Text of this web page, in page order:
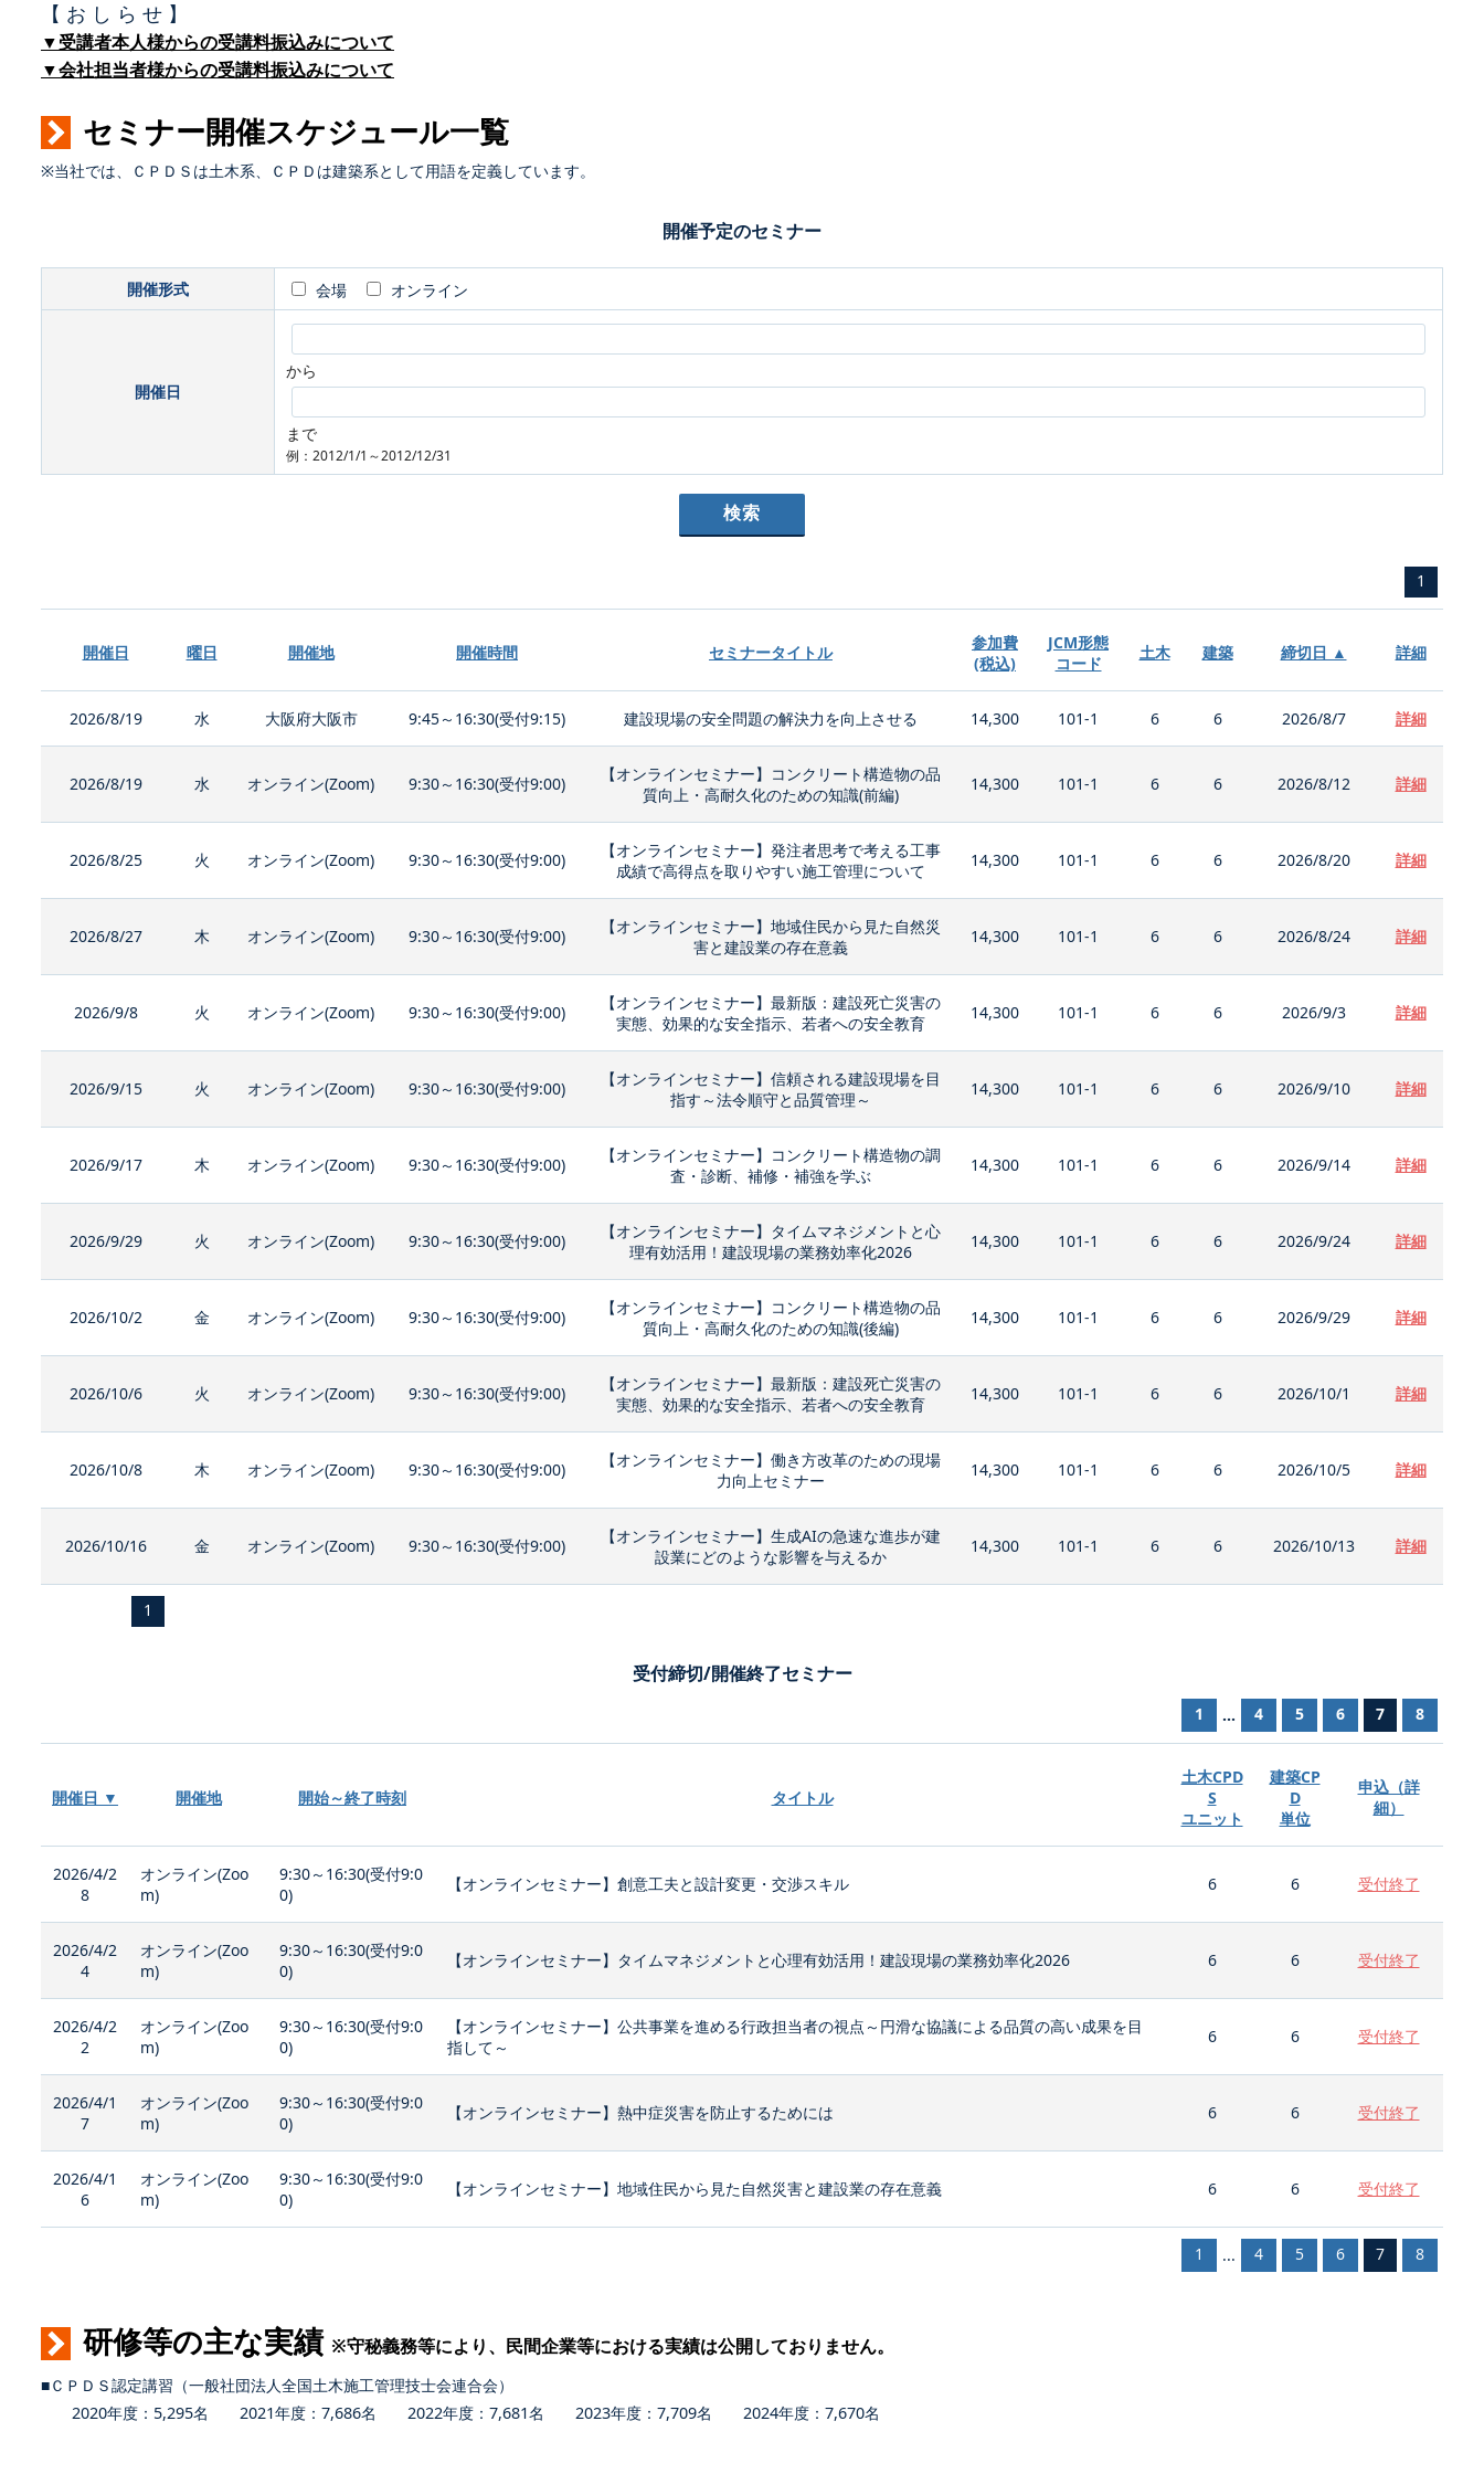
【 お し ら せ 】
▼受講者本人様からの受講料振込みについて
▼会社担当者様からの受講料振込みについて
セミナー開催スケジュール一覧
※当社では、ＣＰＤＳは土木系、ＣＰＤは建築系として用語を定義しています。
開催予定のセミナー
開催形式 会場 オンライン
開催日
から
まで
例：2012/1/1～2012/12/31
1
開催日 曜日 開催地 開催時間 セミナータイトル
参加費
(税込)
JCM形態
コード
土木 建築 締切日 ▲ 詳細
2026/8/19 水 大阪府大阪市 9:45～16:30(受付9:15) 建設現場の安全問題の解決力を向上させる 14,300 101-1 6 6 2026/8/7 詳細
2026/8/19 水 オンライン(Zoom) 9:30～16:30(受付9:00)
【オンラインセミナー】コンクリート構造物の品
質向上・高耐久化のための知識(前編)
14,300 101-1 6 6 2026/8/12 詳細
2026/8/25 火 オンライン(Zoom) 9:30～16:30(受付9:00)
【オンラインセミナー】発注者思考で考える工事
成績で高得点を取りやすい施工管理について
14,300 101-1 6 6 2026/8/20 詳細
2026/8/27 木 オンライン(Zoom) 9:30～16:30(受付9:00)
【オンラインセミナー】地域住民から見た自然災
害と建設業の存在意義
14,300 101-1 6 6 2026/8/24 詳細
2026/9/8 火 オンライン(Zoom) 9:30～16:30(受付9:00)
【オンラインセミナー】最新版：建設死亡災害の
実態、効果的な安全指示、若者への安全教育
14,300 101-1 6 6 2026/9/3 詳細
2026/9/15 火 オンライン(Zoom) 9:30～16:30(受付9:00)
【オンラインセミナー】信頼される建設現場を目
指す～法令順守と品質管理～
14,300 101-1 6 6 2026/9/10 詳細
2026/9/17 木 オンライン(Zoom) 9:30～16:30(受付9:00)
【オンラインセミナー】コンクリート構造物の調
査・診断、補修・補強を学ぶ
14,300 101-1 6 6 2026/9/14 詳細
2026/9/29 火 オンライン(Zoom) 9:30～16:30(受付9:00)
【オンラインセミナー】タイムマネジメントと心
理有効活用！建設現場の業務効率化2026
14,300 101-1 6 6 2026/9/24 詳細
2026/10/2 金 オンライン(Zoom) 9:30～16:30(受付9:00)
【オンラインセミナー】コンクリート構造物の品
質向上・高耐久化のための知識(後編)
14,300 101-1 6 6 2026/9/29 詳細
2026/10/6 火 オンライン(Zoom) 9:30～16:30(受付9:00)
【オンラインセミナー】最新版：建設死亡災害の
実態、効果的な安全指示、若者への安全教育
14,300 101-1 6 6 2026/10/1 詳細
2026/10/8 木 オンライン(Zoom) 9:30～16:30(受付9:00)
【オンラインセミナー】働き方改革のための現場
力向上セミナー
14,300 101-1 6 6 2026/10/5 詳細
2026/10/16 金 オンライン(Zoom) 9:30～16:30(受付9:00)
【オンラインセミナー】生成AIの急速な進歩が建
設業にどのような影響を与えるか
14,300 101-1 6 6 2026/10/13 詳細
1
受付締切/開催終了セミナー
1 ... 4 5 6 7 8
開催日 ▼ 開催地 開始～終了時刻 タイトル
土木CPD
S
ユニット
建築CP
D
単位
申込（詳
細）
2026/4/2
8
オンライン(Zoo
m)
9:30～16:30(受付9:0
0)
【オンラインセミナー】創意工夫と設計変更・交渉スキル 6 6 受付終了
2026/4/2
4
オンライン(Zoo
m)
9:30～16:30(受付9:0
0)
【オンラインセミナー】タイムマネジメントと心理有効活用！建設現場の業務効率化2026 6 6 受付終了
2026/4/2
2
オンライン(Zoo
m)
9:30～16:30(受付9:0
0)
【オンラインセミナー】公共事業を進める行政担当者の視点～円滑な協議による品質の高い成果を目
指して～
6 6 受付終了
2026/4/1
7
オンライン(Zoo
m)
9:30～16:30(受付9:0
0)
【オンラインセミナー】熱中症災害を防止するためには 6 6 受付終了
2026/4/1
6
オンライン(Zoo
m)
9:30～16:30(受付9:0
0)
【オンラインセミナー】地域住民から見た自然災害と建設業の存在意義 6 6 受付終了
1 ... 4 5 6 7 8
研修等の主な実績 ※守秘義務等により、民間企業等における実績は公開しておりません。
■ＣＰＤＳ認定講習（一般社団法人全国土木施工管理技士会連合会）
2020年度：5,295名 2021年度：7,686名 2022年度：7,681名 2023年度：7,709名 2024年度：7,670名